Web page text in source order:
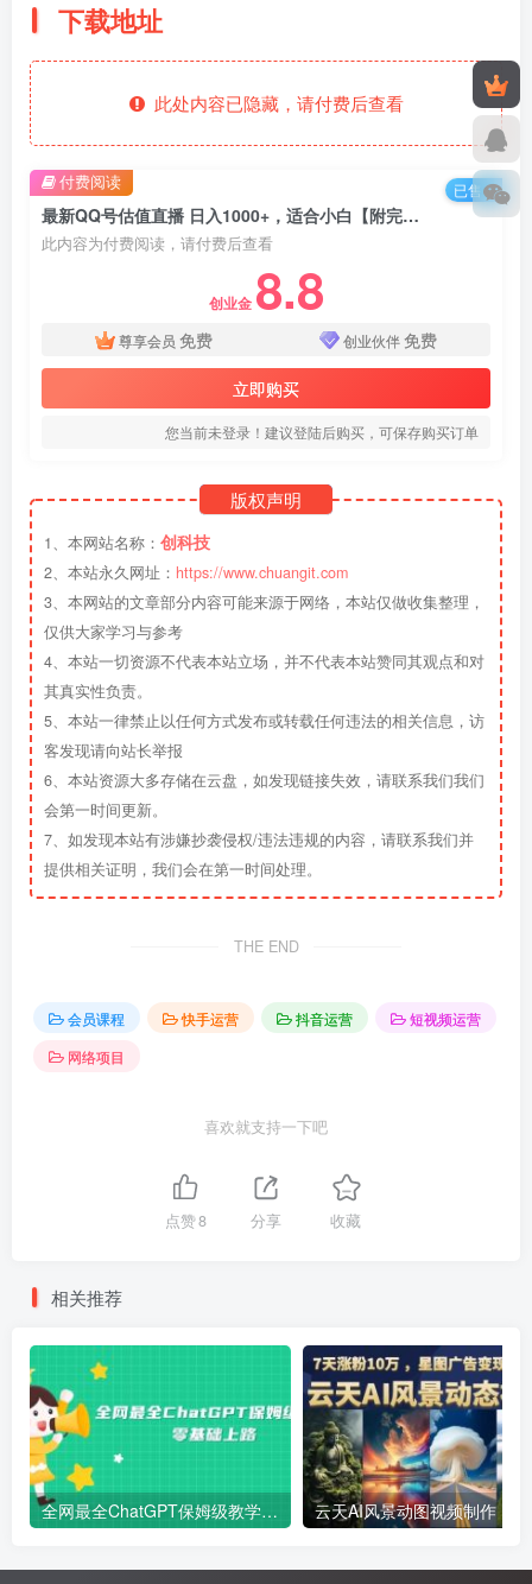
下载地址
此处内容已隐藏，请付费后查看
最新QQ号估值直播 日入1000+，适合小白【附完整软件 + 视频教学】
此内容为付费阅读，请付费后查看
创业金 8.8
尊享会员 免费 创业伙伴免费
立即购买
您当前未登录！建议登陆后购买，可保存购买订单
付费阅读 已售 8
版权声明
1、本网站名称： 创科技
2、本站永久网址： https://www.chuangit.com
3、本网站的文章部分内容可能来源于网络，本站仅做收集整理，
仅供大家学习与参考
4、本站一切资源不代表本站立场，并不代表本站赞同其观点和对
其真实性负责。
5、本站一律禁止以任何方式发布或转载任何违法的相关信息，访
客发现请向站长举报
6、本站资源大多存储在云盘，如发现链接失效，请联系我们我们
会第一时间更新。
7、如发现本站有涉嫌抄袭侵权/违法违规的内容，请联系我们并
提供相关证明，我们会在第一时间处理。
THE END
会员课程 快手运营 抖音运营
短视频运营
网络项目
喜欢就支持一下吧
点赞8 分享 收藏
相关推荐
全网最全ChatGPT保姆级教学，零基础上路